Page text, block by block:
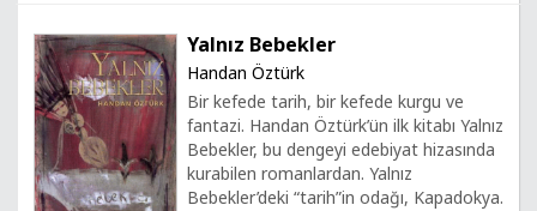
Yalnız Bebekler
Handan Öztürk
Bir kefede tarih, bir kefede kurgu ve
fantazi. Handan Öztürk’ün ilk kitabı Yalnız
Bebekler, bu dengeyi edebiyat hizasında
kurabilen romanlardan. Yalnız
Bebekler’deki “tarih”in odağı, Kapadokya.